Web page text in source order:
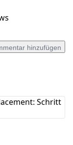
hinzufügen